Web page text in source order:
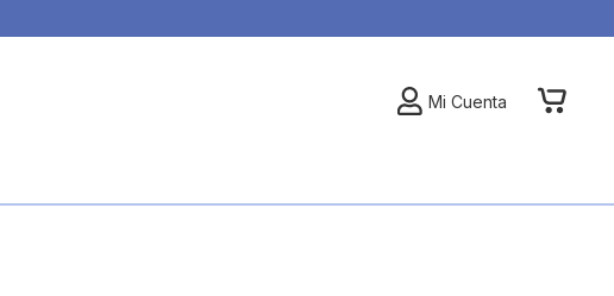
My
Mi Cuenta